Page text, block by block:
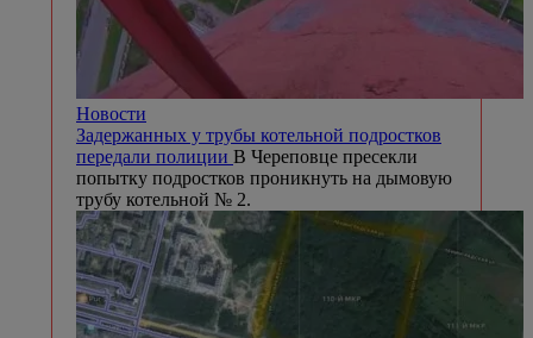
Новости
Задержанных у трубы котельной подростков
передали полиции В Череповце пресекли
попытку подростков проникнуть на дымовую
трубу котельной № 2.